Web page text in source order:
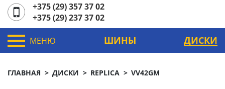
+375 (29) 357 37 02
+375 (29) 237 37 02
МЕНЮ ШИНЫ ДИСКИ
ГЛАВНАЯ ДИСКИ REPLICA VV42GM